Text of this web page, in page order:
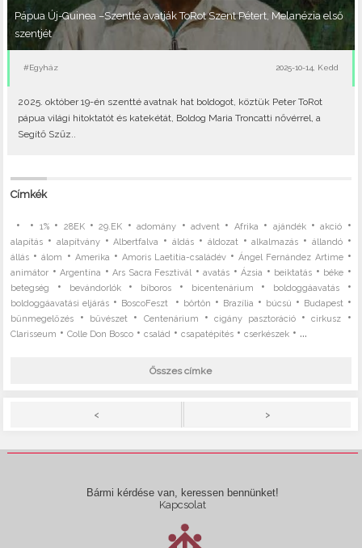
Pápua Új-Guinea –Szentté avatják ToRot Szent Pétert, Melanézia első
szentjét
#Egyház 2025-10-14, Kedd
2025. október 19-én szentté avatnak hat boldogot, köztük Peter ToRot
pápua világi hitoktatót és katekétát, Boldog Maria Troncatti nővérrel, a
Segítő Szűz..
Címkék
• • 1%• 28EK•29.EK •adomány •advent • Afrika • ajándék•akció •
alapítás • alapítvány•Albertfalva •áldás • áldozat •alkalmazás • állandó•
állás •álom • Amerika • Amoris Laetitia-családév •Ángel Fernández Artime•
animátor •Argentína •Ars Sacra Fesztivál •avatás •Ázsia • beiktatás • béke •
betegség • bevándorlók• bíboros • bicentenárium • boldoggáavatás•
boldoggáavatási eljárás • BoscoFeszt • börtön • Brazília • búcsú • Budapest •
bűnmegelőzés • bűvészet • Centenárium •cigány pasztoráció•cirkusz •
Clarisseum •Colle Don Bosco •család •csapatépítés •cserkészek • ...
Összes címke
< >
Bármi kérdése van, keressen bennünket!
Kapcsolat